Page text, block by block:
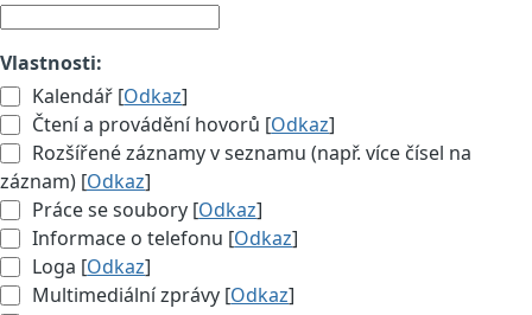
Vlastnosti:
Kalendář [Odkaz]
Čtení a provádění hovorů [Odkaz]
Rozšířené záznamy v seznamu (např. více čísel na
záznam) [Odkaz]
Práce se soubory [Odkaz]
Informace o telefonu [Odkaz]
Loga [Odkaz]
Multimediální zprávy [Odkaz]